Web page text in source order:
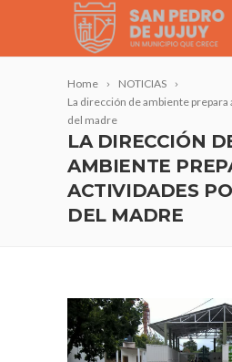
Home
NOTICIAS
La dirección de ambiente prepara
del madre
LA DIRECCIÓN
AMBIENTE
ACTIVIDADES
DEL MADRE